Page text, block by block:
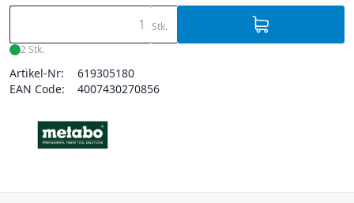
Stk.
2 Stk.
Artikel-Nr:
619305180
EAN Code:
4007430270856